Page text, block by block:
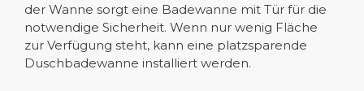
der Wanne sorgt eine Badewanne mit Tür für die
notwendige Sicherheit. Wenn nur wenig Fläche
zur Verfügung steht, kann eine platzsparende
Duschbadewanne installiert werden.